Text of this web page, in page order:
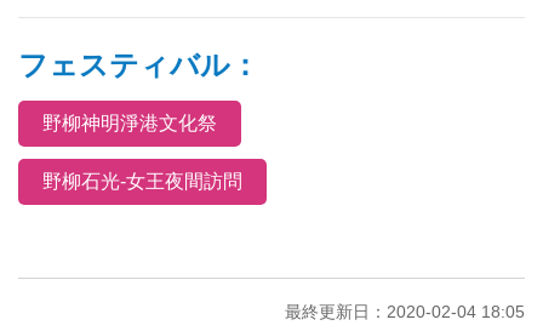
フェスティバル：
野柳神明淨港文化祭
野柳石光-女王夜間訪問
最終更新日：2020-02-04 18:05